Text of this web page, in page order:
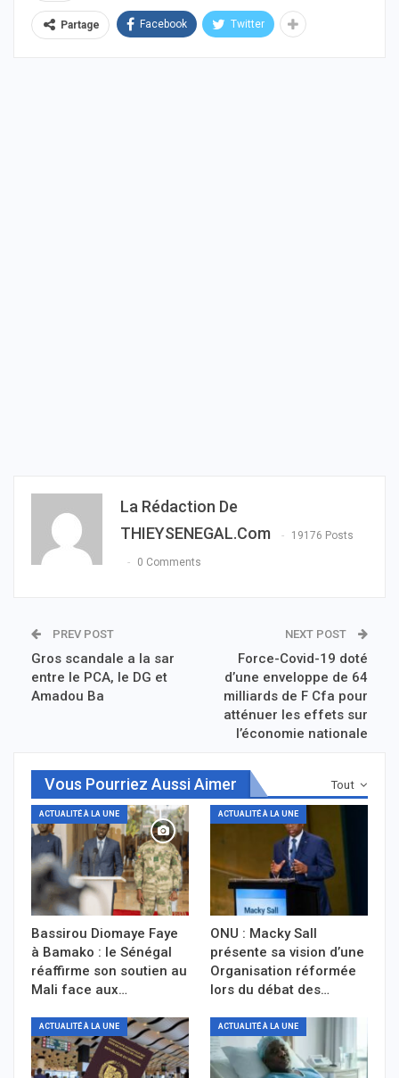
Partage Facebook Twitter
La Rédaction De
THIEYSENEGAL.com
19176 Posts
0 Comments
PREV POST
Gros scandale a la sar
entre le PCA, le DG et
Amadou Ba
NEXT POST
Force-Covid-19 doté
d’une enveloppe de 64
milliards de F Cfa pour
atténuer les effets sur
l’économie nationale
Tout
Vous Pourriez Aussi Aimer
ACTUALITÉ À LA UNE
Bassirou Diomaye Faye
à Bamako : le Sénégal
réaffirme son soutien au
Mali face aux…
ACTUALITÉ À LA UNE
ONU : Macky Sall
présente sa vision d’une
Organisation réformée
lors du débat des…
ACTUALITÉ À LA UNE ACTUALITÉ À LA UNE